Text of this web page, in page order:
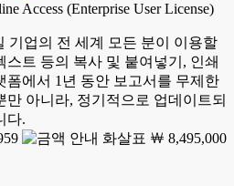
Access (Enterprise User License)
기업의 전 세계 모든 분이 이용할
트 등의 복사 및 붙여넣기, 인쇄
폼에서 1년 동안 보고서를 무제한
만 아니라, 정기적으로 업데이트되
다.
￦ 8,495,000